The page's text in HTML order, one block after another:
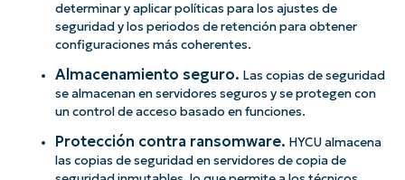
determinar y aplicar políticas para los ajustes de
seguridad y los periodos de retención para obtener
configuraciones más coherentes.
Almacenamiento seguro. Las copias de seguridad
se almacenan en servidores seguros y se protegen con
un control de acceso basado en funciones.
Protección contra ransomware. HYCU almacena
las copias de seguridad en servidores de copia de